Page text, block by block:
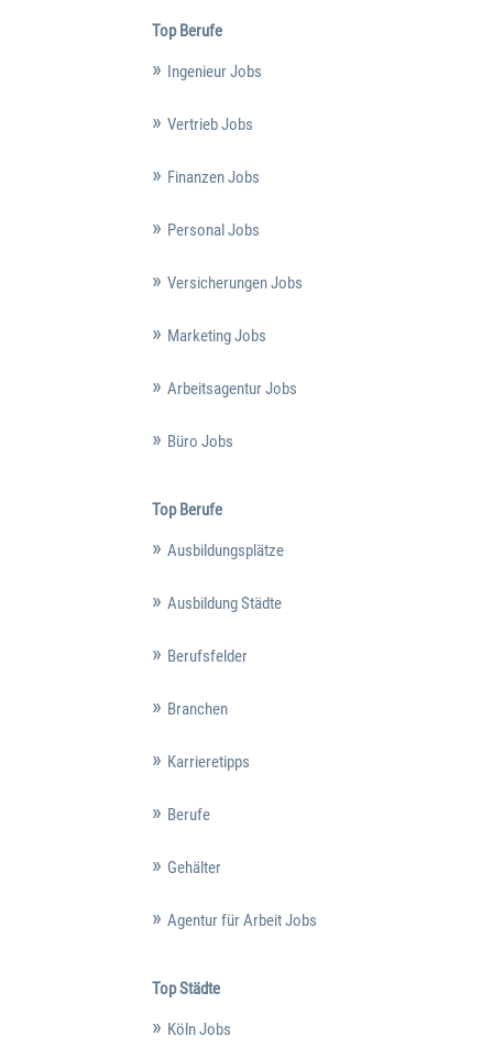
Top Berufe
Ingenieur Jobs
Vertrieb Jobs
Finanzen Jobs
Personal Jobs
Versicherungen Jobs
Marketing Jobs
Arbeitsagentur Jobs
Büro Jobs
Top Berufe
Ausbildungsplätze
Ausbildung Städte
Berufsfelder
Branchen
Karrieretipps
Berufe
Gehälter
Agentur für Arbeit Jobs
Top Städte
Köln Jobs